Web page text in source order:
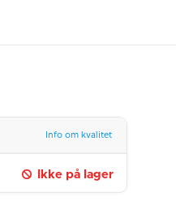
Info om kvalitet
Ikke på lager